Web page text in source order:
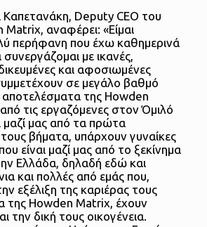
Deputy CEO του
αναφέρει: «Είμαι
περήφανη που έχω καθημερινά
συνεργάζομαι με ικανές,
και αφοσιωμένες
σε μεγάλο βαθμό
αποτελέσματα της Howden
τις εργαζόμενες στον Όμιλό
μαζί μας από τα πρώτα
βήματα, υπάρχουν γυναίκες
είναι μαζί μας από το ξεκίνημα
Ελλάδα, δηλαδή εδώ και
και πολλές από εμάς που,
εξέλιξη της καριέρας τους
της Howden Matrix, έχουν
την δική τους οικογένεια.